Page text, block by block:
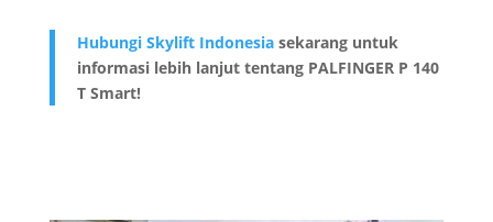
Hubungi Skylift Indonesiasekarang untuk
informasi lebih lanjut tentang PALFINGER P 140
T Smart!